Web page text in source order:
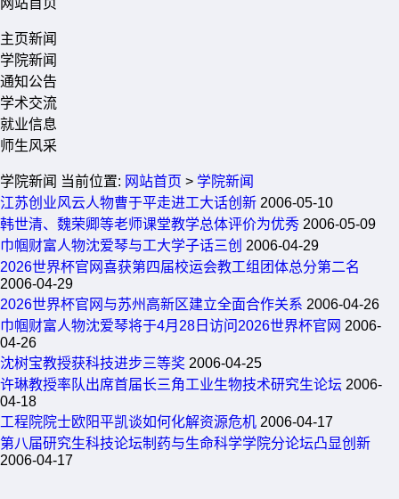
网站首页
主页新闻
学院新闻
通知公告
学术交流
就业信息
师生风采
学院新闻 当前位置: 网站首页 > 学院新闻
江苏创业风云人物曹于平走进工大话创新 2006-05-10
韩世清、魏荣卿等老师课堂教学总体评价为优秀 2006-05-09
巾帼财富人物沈爱琴与工大学子话三创 2006-04-29
2026世界杯官网喜获第四届校运会教工组团体总分第二名
2006-04-29
2026世界杯官网与苏州高新区建立全面合作关系 2006-04-26
巾帼财富人物沈爱琴将于4月28日访问2026世界杯官网 2006-
04-26
沈树宝教授获科技进步三等奖 2006-04-25
许琳教授率队出席首届长三角工业生物技术研究生论坛 2006-
04-18
工程院院士欧阳平凯谈如何化解资源危机 2006-04-17
第八届研究生科技论坛制药与生命科学学院分论坛凸显创新
2006-04-17